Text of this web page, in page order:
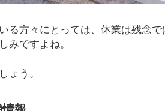
る方々にとっては、休業は残念
みですよね。
ょう。